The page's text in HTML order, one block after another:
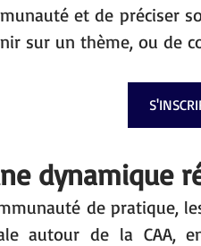
et de préciser
sur un thème, ou de
dynamique
de pratique,
autour de la CAA,